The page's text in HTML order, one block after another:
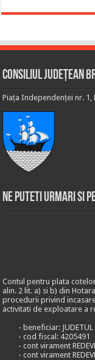
Consiliul Județean
Piața Independenței nr.
Ne puteti urmari si
Contul pentru plata
alin. 2 lit. a) si b) din
procedurii privind
activitati de exploatare a
- beneficiar: JUDETUL
- cod fiscal: 4205491
- cont virament
- cont virament